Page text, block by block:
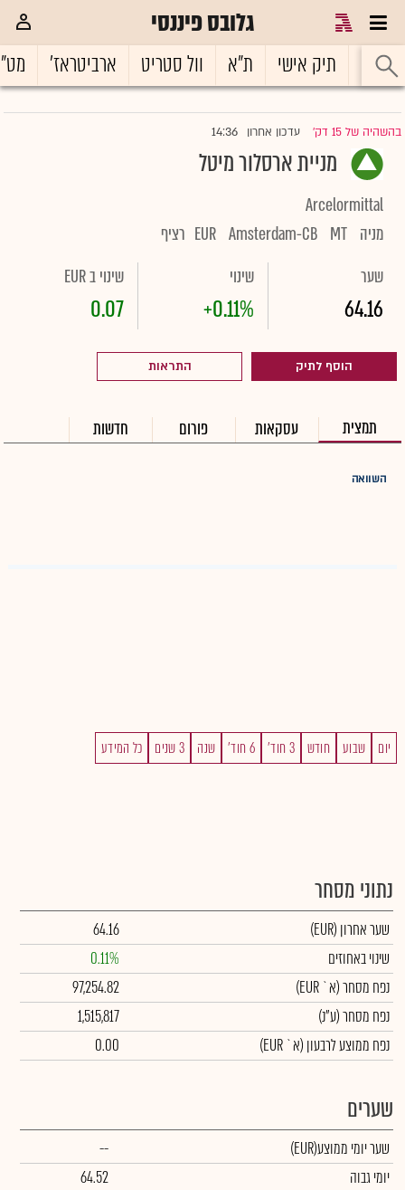
גלובס פיננסי
ראשי תיק אישי ת"א וול סטריט ארביטראז'
בהשהיה של 15 דק' |עדכון אחרון 14:36
מניית ארסלור מיטל
Arcelormittal
מניה MT
Amsterdam-CB
EUR רציף
שער
64.16
שינוי
+0.11%
שינוי ב EUR
0.07
הוסף לתיק התראות
תמצית עסקאות פורום חדשות
השוואה
יום שבוע חודש 3 חוד' 6 חוד' שנה 3 שנים כל המידע
נתוני מסחר
שער אחרון (EUR)
64.16
שינוי באחוזים
0.11%
נפח מסחר(א` EUR)
97,254.82
נפח מסחר(ע"נ)
1,515,817
נפח ממוצע לרבעון (א` EUR)
0.00
שערים
שער יומי ממוצע(EUR)
--
יומי גבוה
64.52